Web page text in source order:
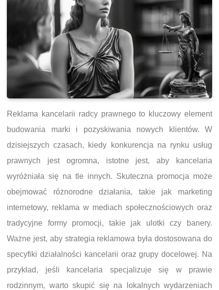
Reklama kancelarii radcy prawnego to kluczowy element
budowania marki i pozyskiwania nowych klientów. W
dzisiejszych czasach, kiedy konkurencja na rynku usług
prawnych jest ogromna, istotne jest, aby kancelaria
wyróżniała się na tle innych. Skuteczna promocja może
obejmować różnorodne działania, takie jak marketing
internetowy, reklama w mediach społecznościowych oraz
tradycyjne formy promocji, takie jak ulotki czy banery.
Ważne jest, aby strategia reklamowa była dostosowana do
specyfiki działalności kancelarii oraz grupy docelowej. Na
przykład, jeśli kancelaria specjalizuje się w prawie
rodzinnym, warto skupić się na lokalnych wydarzeniach